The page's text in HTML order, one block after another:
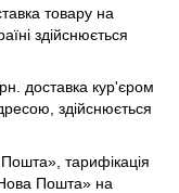
товару на
здійснюється
доставка кур'єром
здійснюється
тарифікація
Пошта» на